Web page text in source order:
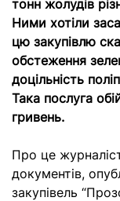
тонн жолудів
Ними хотіли
цю закупівлю
обстеження
доцільність
Така послуга
гривень.
Про це
документів,
закупівель